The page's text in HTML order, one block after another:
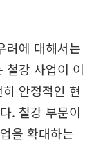
려에 대해서는
철강 사업이 이
안정적인 현
. 철강 부문이
을 확대하는